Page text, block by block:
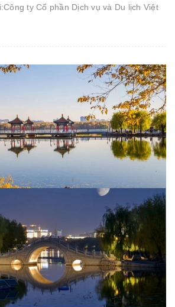
ty Cổ phần Dịch vụ và Du lịch Việt